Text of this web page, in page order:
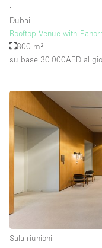
∙
Dubai
Rooftop Venue with
800 m²
su base 30.000AED al
Sala riunioni